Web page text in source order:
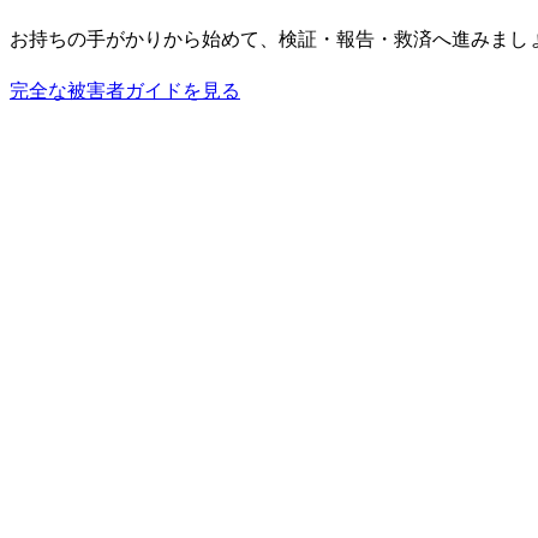
お持ちの手がかりから始めて、検証・報告・救済へ進みまし
完全な被害者ガイドを見る